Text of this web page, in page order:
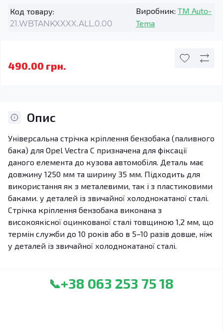
Код товару:
21.WBTANKXXXX.ALL.0.00
Виробник: TM Auto-
Tema
490.00 грн.
Опис
Універсальна стрічка кріплення бензобака (паливного
бака) для Opel Vectra C призначена для фіксації
даного елемента до кузова автомобіля. Деталь має
довжину 1250 мм та ширину 35 мм. Підходить для
використання як з металевими, так і з пластиковими
баками. у деталей із звичайної холоднокатаної сталі.
Стрічка кріплення бензобака виконана з
високоякісної оцинкованої сталі товщиною 1,2 мм, що
термін служби до 10 років або в 5–10 разів довше, ніж
у деталей із звичайної холоднокатаної сталі.
📞+38 063 253 75 18